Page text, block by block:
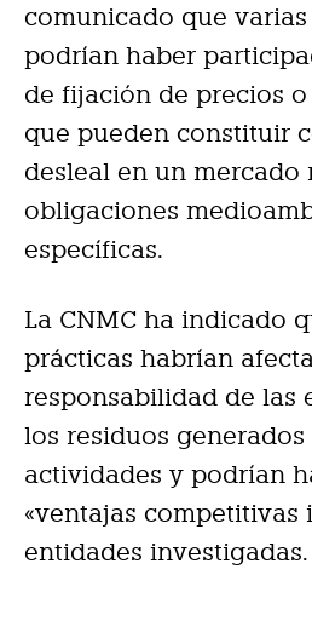
comunicado que
podrían haber
de fijación de precios
que pueden constituir
desleal en un mercado
obligaciones
específicas.
La CNMC ha indicado
prácticas habrían
responsabilidad de las
los residuos generados
actividades y podrían
«ventajas competitivas
entidades investigadas.